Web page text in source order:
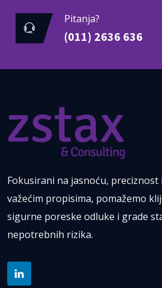
Pitanja?
(011) 2636 636
Fokusirani na jasnoću, preciznost
važećim propisima, pomažemo
sigurne poreske odluke i grade
nepotrebnih rizika.